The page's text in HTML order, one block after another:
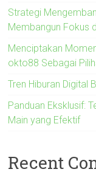
Strategi
Membangun Fokus
Menciptakan
okto88 Sebagai
Tren Hiburan Digital
Panduan Eksklusif:
Main yang Efektif
Recent